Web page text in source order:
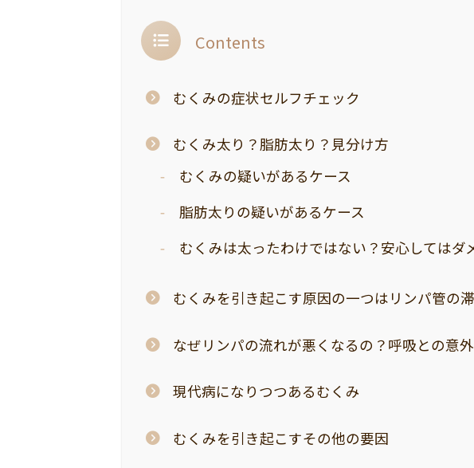
Contents
むくみの症状セルフチェック
むくみ太り？脂肪太り？見分け方
むくみの疑いがあるケース
脂肪太りの疑いがあるケース
むくみは太ったわけではない？安心してはダ
むくみを引き起こす原因の一つはリンパ管の
なぜリンパの流れが悪くなるの？呼吸との意
現代病になりつつあるむくみ
むくみを引き起こすその他の要因